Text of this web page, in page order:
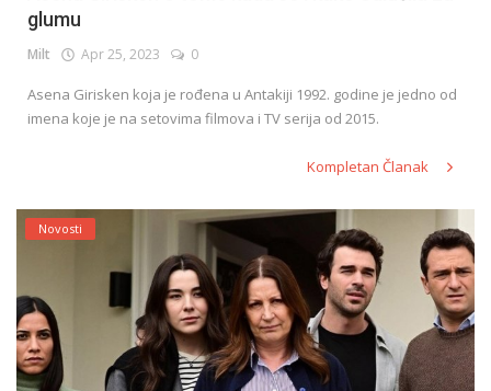
glumu
Milt Apr 25, 2023 0
Asena Girisken koja je rođena u Antakiji 1992. godine je jedno od
imena koje je na setovima filmova i TV serija od 2015.
Kompletan Članak
Novosti